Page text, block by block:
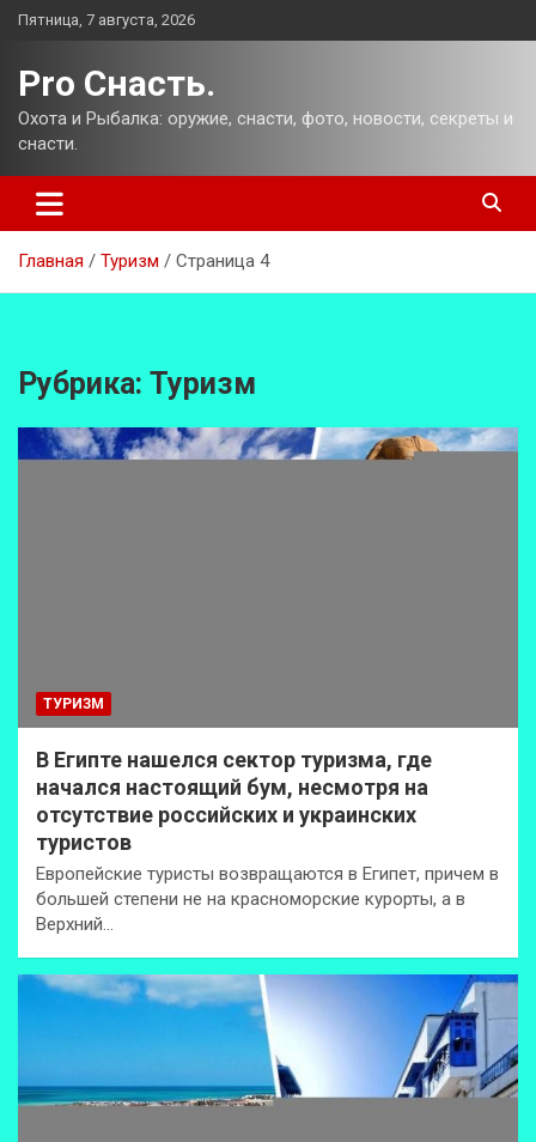
Перейти
Пятница, 7 августа, 2026
Pro Снасть.
Охота и Рыбалка: оружие, снасти, фото, новости, секреты и
снасти.
Главная Туризм Страница 4
Рубрика: Туризм
ТУРИЗМ
В Египте нашелся сектор туризма, где
начался настоящий бум, несмотря на
отсутствие российских и украинских
туристов
Европейские туристы возвращаются в Египет, причем в
большей степени не на красноморские курорты, а в
Верхний…